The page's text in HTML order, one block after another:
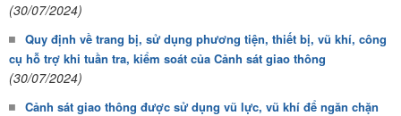
(30/07/2024)
Quy định về trang bị, sử dụng phương tiện, thiết bị, vũ khí, công
cụ hỗ trợ khi tuần tra, kiểm soát của Cảnh sát giao thông
(30/07/2024)
Cảnh sát giao thông được sử dụng vũ lực, vũ khí để ngăn chặn